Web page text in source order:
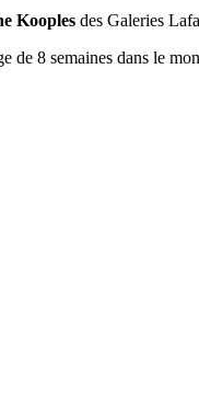
Kooples des Galeries
8 semaines dans le